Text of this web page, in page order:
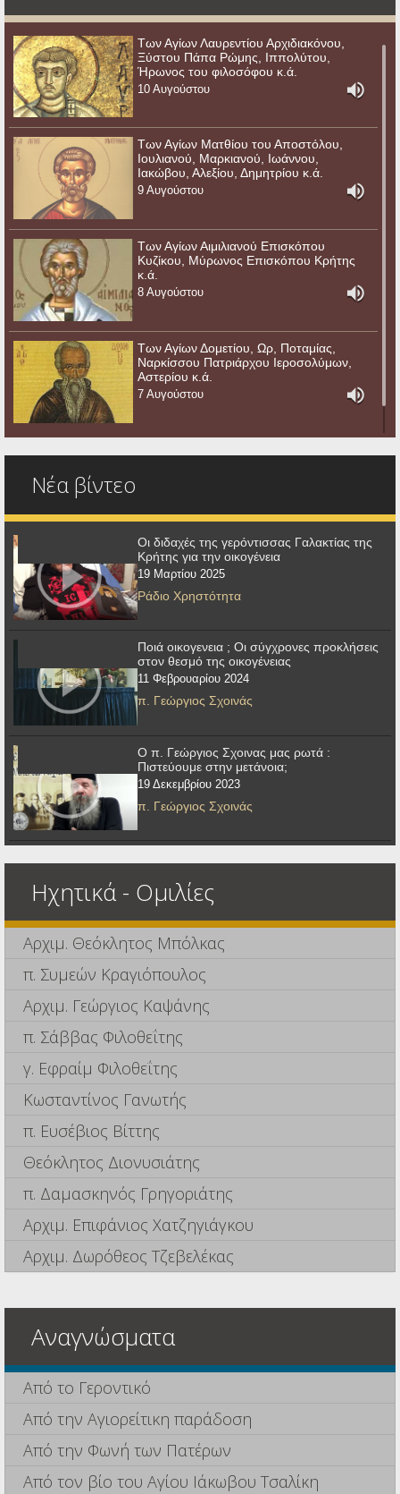
Των Αγίων Λαυρεντίου Αρχιδιακόνου,
Ξύστου Πάπα Ρώμης, Ιππολύτου,
Ήρωνος του φιλοσόφου κ.ά.
10 Αυγούστου
Των Αγίων Ματθίου του Αποστόλου,
Ιουλιανού, Μαρκιανού, Ιωάννου,
Ιακώβου, Αλεξίου, Δημητρίου κ.ά.
9 Αυγούστου
Των Αγίων Αιμιλιανού Επισκόπου
Κυζίκου, Μύρωνος Επισκόπου Κρήτης
κ.ά.
8 Αυγούστου
Των Αγίων Δομετίου, Ωρ, Ποταμίας,
Ναρκίσσου Πατριάρχου Ιεροσολύμων,
Αστερίου κ.ά.
7 Αυγούστου
Νέα βίντεο
Οι διδαχές της γερόντισσας Γαλακτίας της
Κρήτης για την οικογένεια
19 Μαρτίου 2025
Ράδιο Χρηστότητα
Ποιά οικογενεια ; Οι σύγχρονες προκλήσεις
στον θεσμό της οικογένειας
11 Φεβρουαρίου 2024
π. Γεώργιος Σχοινάς
Ο π. Γεώργιος Σχοινας μας ρωτά :
Πιστεύουμε στην μετάνοια;
19 Δεκεμβρίου 2023
π. Γεώργιος Σχοινάς
Ηχητικά - Ομιλίες
Αρχιμ. Θεόκλητος Μπόλκας
π. Συμεών Κραγιόπουλος
Αρχιμ. Γεώργιος Καψάνης
π. Σάββας Φιλοθεΐτης
γ. Εφραίμ Φιλοθεΐτης
Κωσταντίνος Γανωτής
π. Ευσέβιος Βίττης
Θεόκλητος Διονυσιάτης
π. Δαμασκηνός Γρηγοριάτης
Αρχιμ. Επιφάνιος Χατζηγιάγκου
Αρχιμ. Δωρόθεος Τζεβελέκας
Αναγνώσματα
Από το Γεροντικό
Από την Αγιορείτικη παράδοση
Από την Φωνή των Πατέρων
Από τον βίο του Αγίου Ιάκωβου Τσαλίκη